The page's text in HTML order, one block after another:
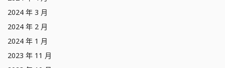
2024 年 3 月
2024 年 2 月
2024 年 1 月
2023 年 11 月